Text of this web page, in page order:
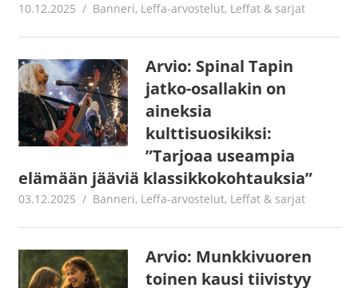
10.12.2025 Jouni Hirn
Banneri, Leffa-arvostelut, Leffat & sarjat
Arvio: Spinal Tapin
jatko-osallakin on
aineksia
kulttisuosikiksi:
”Tarjoaa useampia
elämään jääviä klassikkokohtauksia”
03.12.2025 Juha Kaunisto
Banneri, Leffa-arvostelut, Leffat & sarjat
Arvio: Munkkivuoren
toinen kausi tiivistyy